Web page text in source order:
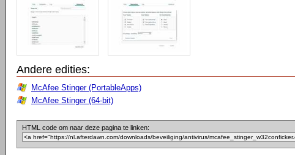
Andere edities:
McAfee Stinger (PortableApps)
McAfee Stinger (64-bit)
HTML code om naar deze pagina te linken: